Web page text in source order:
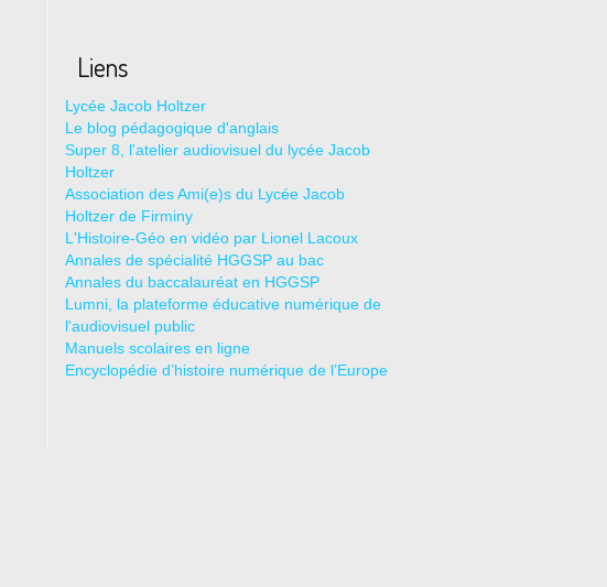
Liens
Lycée Jacob Holtzer
Le blog pédagogique d'anglais
Super 8, l'atelier audiovisuel du lycée Jacob
Holtzer
Association des Ami(e)s du Lycée Jacob
Holtzer de Firminy
L'Histoire-Géo en vidéo par Lionel Lacoux
Annales de spécialité HGGSP au bac
Annales du baccalauréat en HGGSP
Lumni, la plateforme éducative numérique de
l'audiovisuel public
Manuels scolaires en ligne
Encyclopédie d’histoire numérique de l’Europe